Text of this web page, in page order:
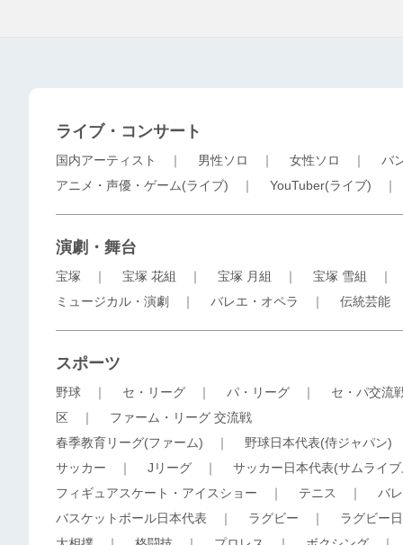
ライブ・コンサート
国内アーティスト ｜ 男性ソロ ｜ 女性ソロ ｜ バ
アニメ・声優・ゲーム(ライブ) ｜ YouTuber(ライブ)
演劇・舞台
宝塚 ｜ 宝塚 花組 ｜ 宝塚 月組 ｜ 宝塚 雪組 ｜
ミュージカル・演劇
｜ バレエ・オペラ ｜ 伝統芸能
スポーツ
野球 ｜ セ・リーグ ｜ パ・リーグ ｜ セ・パ交流
区 ｜ ファーム・リーグ 交流戦
春季教育リーグ(ファーム) ｜ 野球日本代表(侍ジャパン)
サッカー ｜ Jリーグ ｜ サッカー日本代表(サムライ
フィギュアスケート・アイスショー ｜ テニス ｜ バ
バスケットボール日本代表 ｜ ラグビー ｜ ラグビー